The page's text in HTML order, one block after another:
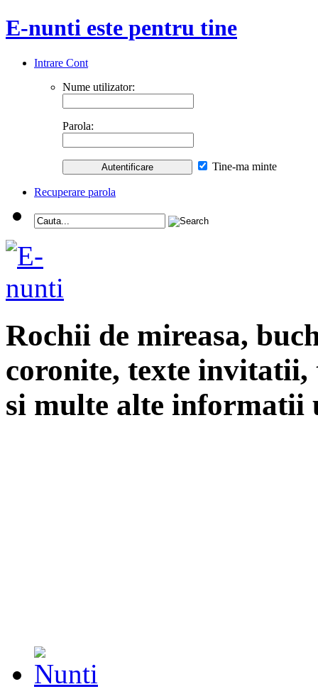
E-nunti este pentru tine
Intrare Cont
Nume utilizator:
Parola:
Tine-ma minte
Recuperare parola
Rochii de mireasa,
coronite, texte
si multe alte informatii